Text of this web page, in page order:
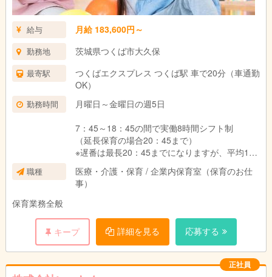
給与 月給 183,600円～
勤務地 茨城県つくば市大久保
最寄駅
つくばエクスプレス つくば駅 車で20分（車通勤
OK）
勤務時間
月曜日～金曜日の週5日
7：45～18：45の間で実働8時間シフト制
（延長保育の場合20：45まで）
※遅番は最長20：45までになりますが、平均18
時～19時台が多い状況です。
職種
医療・介護・保育 / 企業内保育室（保育のお仕
事）
保育業務全般
キープ 詳細を見る 応募する
正社員